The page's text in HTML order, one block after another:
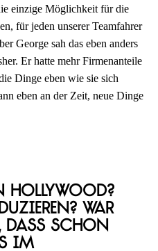
einzige Möglichkeit für die
für jeden unserer Teamfahrer
George sah das eben anders
Er hatte mehr Firmenanteile
Dinge eben wie sie sich
eben an der Zeit, neue Dinge
Hollywood?
War
dass schon
im